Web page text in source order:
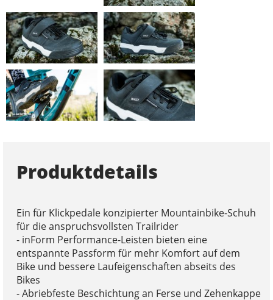
Produktdetails
Ein für Klickpedale konzipierter Mountainbike-Schuh
für die anspruchsvollsten Trailrider
- inForm Performance-Leisten bieten eine
entspannte Passform für mehr Komfort auf dem
Bike und bessere Laufeigenschaften abseits des
Bikes
- Abriebfeste Beschichtung an Ferse und Zehenkappe